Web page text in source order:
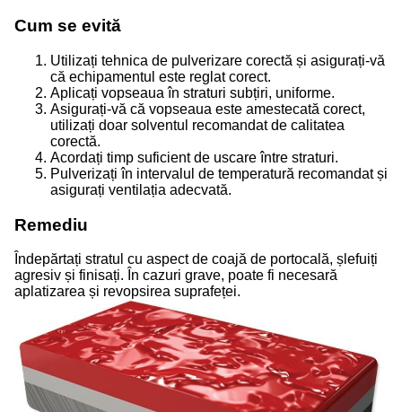
Cum se evită
Utilizați tehnica de pulverizare corectă și asigurați-vă
că echipamentul este reglat corect.
Aplicați vopseaua în straturi subțiri, uniforme.
Asigurați-vă că vopseaua este amestecată corect,
utilizați doar solventul recomandat de calitatea
corectă.
Acordați timp suficient de uscare între straturi.
Pulverizați în intervalul de temperatură recomandat și
asigurați ventilația adecvată.
Remediu
Îndepărtați stratul cu aspect de coajă de portocală, șlefuiți
agresiv și finisați. În cazuri grave, poate fi necesară
aplatizarea și revopsirea suprafeței.